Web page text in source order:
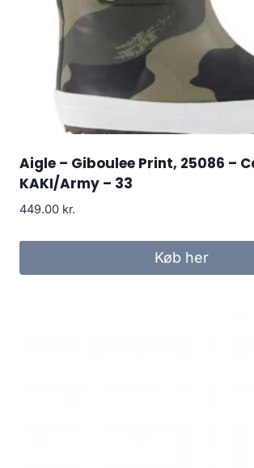
Aigle – Giboulee Print, 25086 –
KAKI/Army – 33
449.00 kr.
Køb her